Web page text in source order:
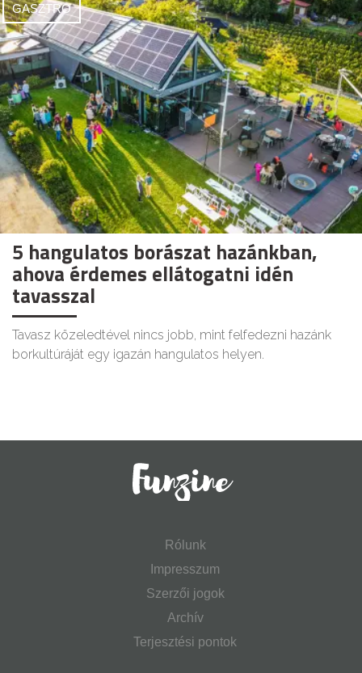
GASZTRO
5 hangulatos borászat hazánkban,
ahova érdemes ellátogatni idén
tavasszal
Tavasz közeledtével nincs jobb, mint felfedezni hazánk
borkultúráját egy igazán hangulatos helyen.
Rólunk
Impresszum
Szerzői jogok
Archív
Terjesztési pontok